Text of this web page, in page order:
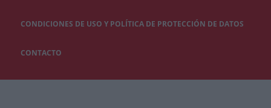
CONDICIONES DE USO Y POLÍTICA DE PROTECCIÓN DE DATOS
CONTACTO